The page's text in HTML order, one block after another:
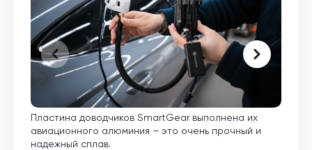
Пластина доводчиков SmartGear выполнена их
авиационного алюминия – это очень прочный и
надежный сплав.